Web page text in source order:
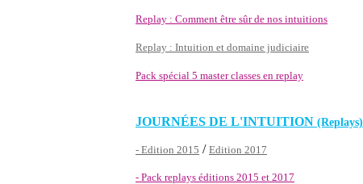
Replay : Comment être sûr de nos intuitions
Replay : Intuition et domaine judiciaire
Pack spécial 5 master classes en replay
JOURNÉES DE L'INTUITION (Replays)
- Edition 2015 / Edition 2017
- Pack replays éditions 2015 et 2017